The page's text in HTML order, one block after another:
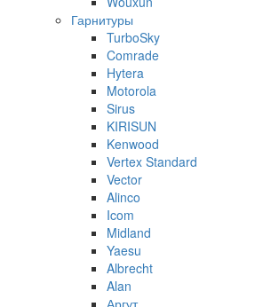
Гарнитуры
TurboSky
Comrade
Hytera
Motorola
Sirus
KIRISUN
Kenwood
Vertex Standard
Vector
Alinco
Icom
Midland
Yaesu
Albrecht
Alan
Аргут